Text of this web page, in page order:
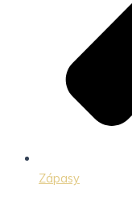
Zápasy